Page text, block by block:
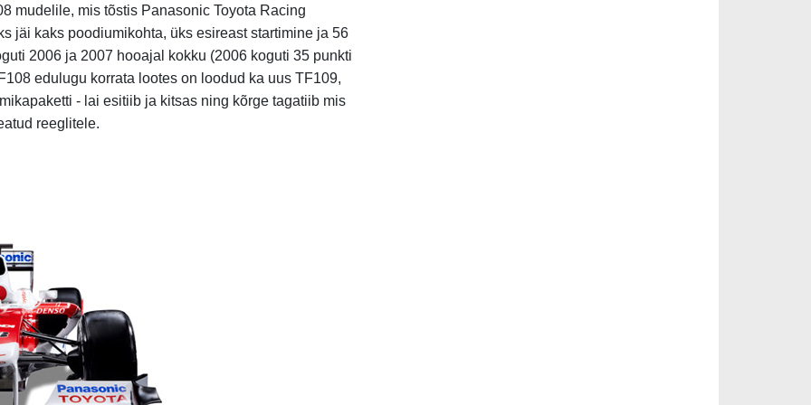
mudelile, mis tõstis Panasonic Toyota Racing
jäi kaks poodiumikohta, üks esireast startimine ja 56
2006 ja 2007 hooajal kokku (2006 koguti 35 punkti
edulugu korrata lootes on loodud ka uus TF109,
- lai esitiib ja kitsas ning kõrge tagatiib mis
reeglitele.